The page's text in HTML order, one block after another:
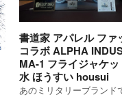
書道家 アパレル ファ
コラボ ALPHA
MA-1 フライジャケ
水 ほうすい housui
あのミリタリーブランド